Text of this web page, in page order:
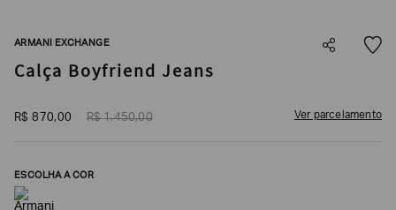
ARMANI EXCHANGE
Calça Boyfriend Jeans
R$ 870,00 R$ 1.450,00 Ver parcelamento
ESCOLHA A COR
Estou